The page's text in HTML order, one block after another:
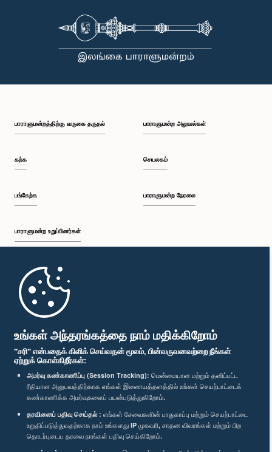
உங்கள் அந்தரங்கத்தை நாம் மதிக்கிறோம்
"சரி" என்பதைக் கிளிக் செய்வதன் மூலம், பின்வருவனவற்றை நீங்கள்
ஏற்றுக் கொள்கிறீர்கள்:
அமர்வு கண்காணிப்பு (Session Tracking): மென்மையான மற்றும் தனிப்பட்ட
ரீதியான அனுபவத்திற்காக எங்கள் இணையத்தளத்தில் உங்கள் செயற்பாட்டைக்
கண்காணிக்க அமர்வுகளைப் பயன்படுத்துகிறோம்.
தரவினைப் பதிவு செய்தல் : எங்கள் சேவைகளின் பாதுகாப்பு மற்றும் செயற்பாட்டை
உறுதிப்படுத்துவதற்காக நாம் உங்களது IP முகவரி, சாதன விவரங்கள் மற்றும் பிற
தொடர்புடைய தரவை நாங்கள் பதிவு செய்கிறோம்.
பாராளுமன்றத்திற்கு வருகை தருதல்
கற்க
பங்கேற்க
பாராளுமன்ற உறுப்பினர்கள்
முதற்பக்கம்
பாராளுமன்ற அலுவல்கள்
செயலகம்
பாராளுமன்ற நேரலை
பாராளுமன்ற கையடக்க செயலி
எம்மை பின்தொடர்க :
விருதுகள்